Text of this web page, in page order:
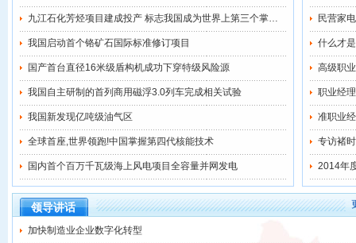
九江石化芳烃项目建成投产 标志我国成为世界上第三个掌…
我国启动首个铬矿石国际标准修订项目
国产首台直径16米级盾构机成功下穿特级风险源
我国自主研制的首列商用磁浮3.0列车完成相关试验
我国新发现亿吨级油气区
全球首座,世界领跑!中国掌握第四代核能技术
国内首个百万千瓦级海上风电项目全容量并网发电
民营家
什么才
高级职
职业经
准职业
专访褚
2014年
领导讲话
加快制造业企业数字化转型